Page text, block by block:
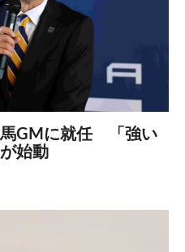
馬GMに就任 「強い
始動